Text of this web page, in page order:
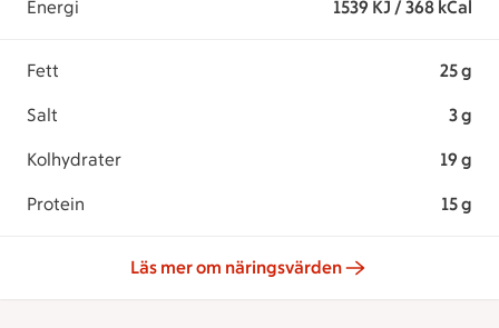
Energi 1539 KJ / 368 kCal
Fett 25 g
Salt 3 g
Kolhydrater 19 g
Protein 15 g
Läs mer om näringsvärden